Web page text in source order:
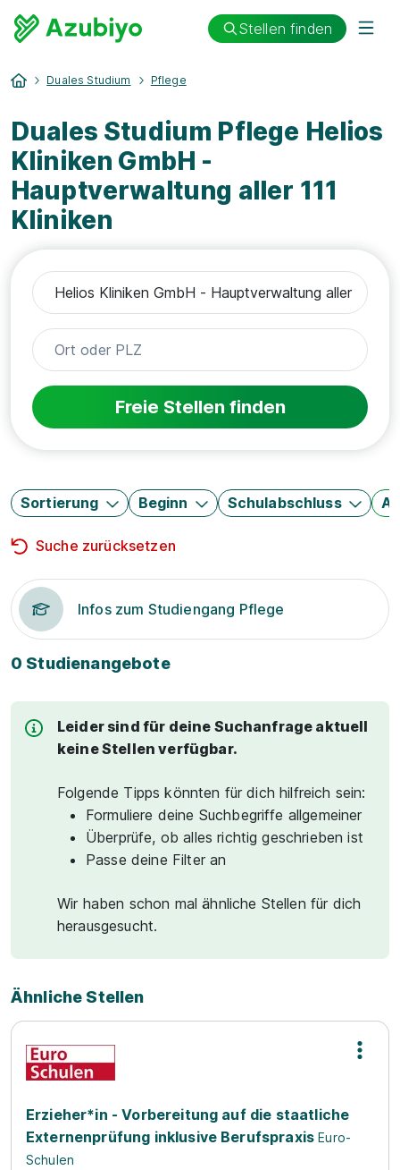
Stellen finden
Duales Studium Pflege
Duales Studium Pflege Helios
Kliniken GmbH -
Hauptverwaltung aller 111
Kliniken
Freie Stellen finden
Sortierung Beginn Schulabschluss
Suche zurücksetzen
Infos zum Studiengang Pflege
0 Studienangebote
Leider sind für deine Suchanfrage aktuell
keine Stellen verfügbar.
Folgende Tipps könnten für dich hilfreich sein:
Formuliere deine Suchbegriffe allgemeiner
Überprüfe, ob alles richtig geschrieben ist
Passe deine Filter an
Wir haben schon mal ähnliche Stellen für dich
herausgesucht.
Ähnliche Stellen
Erzieher*in - Vorbereitung auf die staatliche
Externenprüfung inklusive Berufspraxis Euro-
Schulen